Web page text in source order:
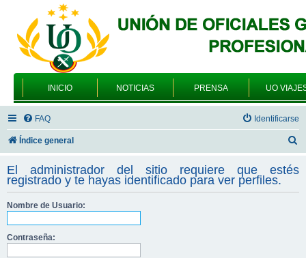
INICIO NOTICIAS PRENSA UO
FAQ Identificarse
Índice general
s
c
El administrador del sitio requiere que estés
registrado y te hayas identificado para ver perfiles.
Nombre de Usuario:
Contraseña: